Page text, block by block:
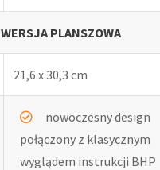
WERSJA PLANSZOWA
21,6 x 30,3 cm
nowoczesny design
połączony z klasycznym
wyglądem instrukcji BHP